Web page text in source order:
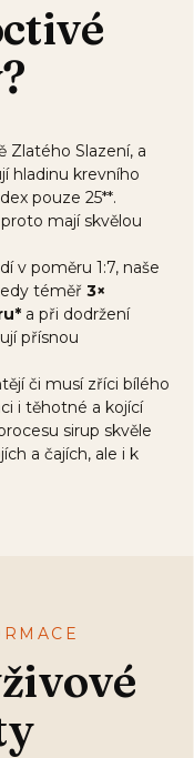
Zlatého Slazení, a
hladinu krevního
pouze 25**.
mají skvělou
v poměru 1:7, naše
téměř 3×
a při dodržení
přísnou
či musí zříci bílého
i těhotné a kojící
sirup skvěle
a čajích, ale i k